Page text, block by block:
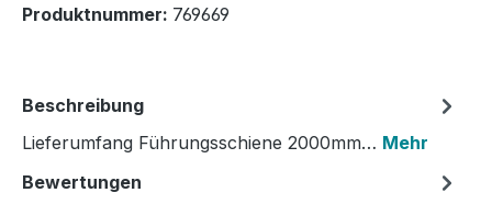
Produktnummer: 769669
Beschreibung
Lieferumfang Führungsschiene 2000mm… Mehr
Bewertungen